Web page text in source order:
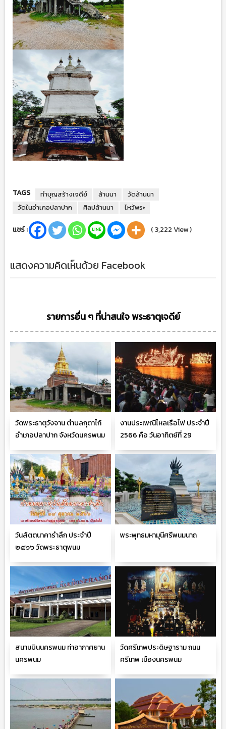
TAGS ทำบุญสร้างเจดีย์ ล้านนา
วัดล้านนา
วัดในอำเภอปลาปาก
ศิลปล้านนา ไหว้พระ
แชร์ : ( 3,222 View )
แสดงความคิดเห็นด้วย Facebook
รายการอื่น ๆ ที่น่าสนใจ พระธาตุเจดีย์
วัดพระธาตุวังจาน ตำบลกุตาไก้
อำเภอปลาปาก จังหวัดนครพนม
งานประเพณีไหลเรือไฟ ประจำปี
2566 คือ วันอาทิตย์ที่ 29
วันสัตตนาคารำลึก ประจำปี
๒๕๖๖ วัดพระธาตุพนม
พระพุทธมหามุนีศรีพนมนาถ
สนามบินนครพนม ท่าอากาศยาน
นครพนม
วัดศรีเทพประดิษฐาราม ถนน
ศรีเทพ เมืองนครพนม